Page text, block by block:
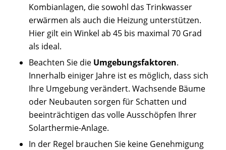
Kombianlagen, die sowohl das Trinkwasser
erwärmen als auch die Heizung unterstützen.
Hier gilt ein Winkel ab 45 bis maximal 70 Grad
als ideal.
Beachten Sie die Umgebungsfaktoren.
Innerhalb einiger Jahre ist es möglich, dass sich
Ihre Umgebung verändert. Wachsende Bäume
oder Neubauten sorgen für Schatten und
beeinträchtigen das volle Ausschöpfen Ihrer
Solarthermie-Anlage.
In der Regel brauchen Sie keine Genehmigung